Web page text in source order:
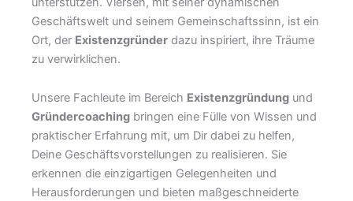
Geschäftswelt und seinem Gemeinschaftssinn, ist ein
Ort, der Existenzgründer dazu inspiriert, ihre Träume
zu verwirklichen.
Unsere Fachleute im Bereich Existenzgründung und
Gründercoaching bringen eine Fülle von Wissen und
praktischer Erfahrung mit, um Dir dabei zu helfen,
Deine Geschäftsvorstellungen zu realisieren. Sie
erkennen die einzigartigen Gelegenheiten und
Herausforderungen und bieten maßgeschneiderte